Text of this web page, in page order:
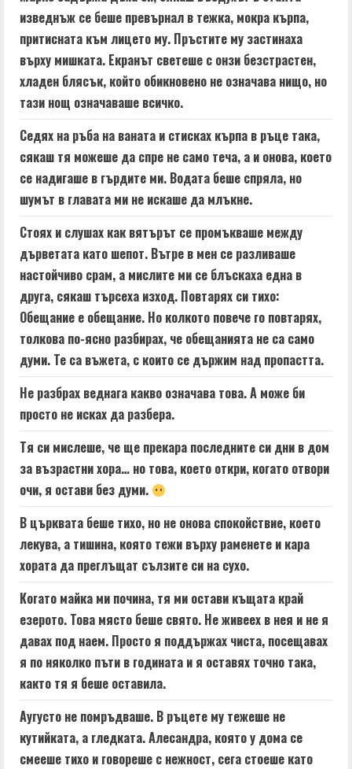
изведнъж се беше превърнал в тежка, мокра кърпа,
притисната към лицето му. Пръстите му застинаха
върху мишката. Екранът светеше с онзи безстрастен,
хладен блясък, който обикновено не означава нищо, но
тази нощ означаваше всичко.
Седях на ръба на ваната и стисках кърпа в ръце така,
сякаш тя можеше да спре не само теча, а и онова, което
се надигаше в гърдите ми. Водата беше спряла, но
шумът в главата ми не искаше да млъкне.
Стоях и слушах как вятърът се промъкваше между
дърветата като шепот. Вътре в мен се разливаше
настойчиво срам, а мислите ми се блъскаха една в
друга, сякаш търсеха изход. Повтарях си тихо:
Обещание е обещание. Но колкото повече го повтарях,
толкова по-ясно разбирах, че обещанията не са само
думи. Те са въжета, с които се държим над пропастта.
Не разбрах веднага какво означава това. А може би
просто не исках да разбера.
Тя си мислеше, че ще прекара последните си дни в дом
за възрастни хора… но това, което откри, когато отвори
очи, я остави без думи.
В църквата беше тихо, но не онова спокойствие, което
лекува, а тишина, която тежи върху раменете и кара
хората да преглъщат сълзите си на сухо.
Когато майка ми почина, тя ми остави къщата край
езерото. Това място беше свято. Не живеех в нея и не я
давах под наем. Просто я поддържах чиста, посещавах
я по няколко пъти в годината и я оставях точно така,
както тя я беше оставила.
Аугусто не помръдваше. В ръцете му тежеше не
кутийката, а гледката. Алесандра, която у дома се
смееше тихо и говореше с нежност, сега стоеше като